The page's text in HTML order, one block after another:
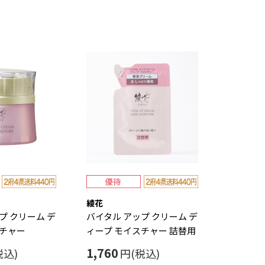
クリーム デ
ャー
込)
綾花
バイタル アップ クリーム デ
ィープ モイスチャー 詰替用
1,760円(税込)